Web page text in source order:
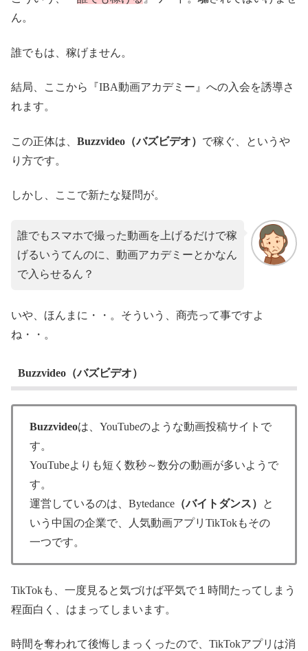
ん。
誰でもは、稼げません。
結局、ここから『IBA動画アカデミー』への入会を誘導さ
れます。
この正体は、 Buzzvideo（バズビデオ） で稼ぐ、というや
り方です。
しかし、ここで新たな疑問が。
誰でもスマホで撮った動画を上げるだけで稼
げるいうてんのに、動画アカデミーとかなん
で入らせるん？
いや、ほんまに・・。そういう、商売って事ですよ
ね・・。
Buzzvideo（バズビデオ）
Buzzvideoは、YouTubeのような動画投稿サイトで
す。
YouTubeよりも短く数秒～数分の動画が多いようで
す。
運営しているのは、Bytedance （バイトダンス）
と
いう中国の企業で、人気動画アプリTikTokもその
一つです。
TikTokも、一度見ると気づけば平気で１時間たってしまう
程面白く、はまってしまいます。
時間を奪われて後悔しまっくったので、TikTokアプリは消